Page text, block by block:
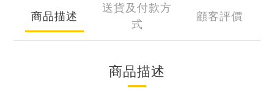
商品描述
送貨及付款方
式
顧客評價
商品描述